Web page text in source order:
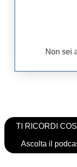
Non sei
TI RICORDI
Ascolta il